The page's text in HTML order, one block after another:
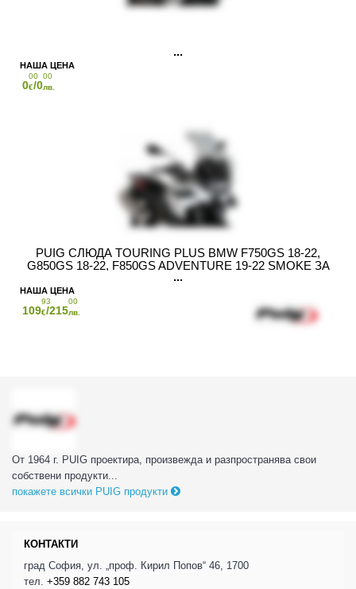
От 1964 г. PUIG проектира, произвежда и разпространява свои
собствени продукти...
покажете всички PUIG продукти
0
00
€/0
00
лв.
PUIG СЛЮДА TOURING PLUS BMW F750GS 18-22,
G850GS 18-22, F850GS ADVENTURE 19-22 SMOKE ЗА
МОТОРИ СТАНДАРТНО OEM СЪС СПОРТНА СЛЮДА
109
93
€/215
00
лв.
КОНТАКТИ
град София, ул. „проф. Кирил Попов“ 46, 1700
тел. +359 882 743 105